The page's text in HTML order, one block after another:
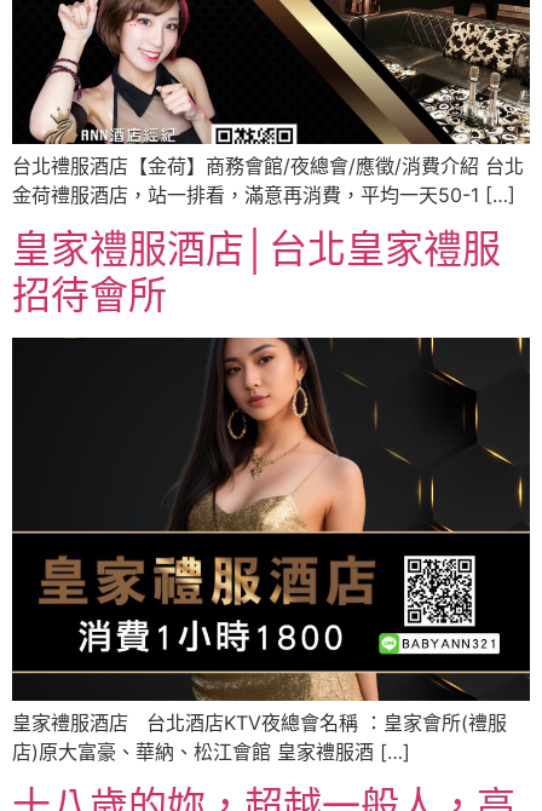
台北禮服酒店【金荷】商務會館/夜總會/應徵/消費介紹 台北
金荷禮服酒店，站一排看，滿意再消費，平均一天50-1 […]
皇家禮服酒店│台北皇家禮服
招待會所
皇家禮服酒店 台北酒店KTV夜總會名稱 ：皇家會所(禮服
店)原大富豪、華納、松江會館 皇家禮服酒 […]